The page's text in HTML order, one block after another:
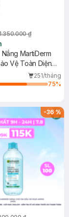
₫
MartiDerm
Vệ Toàn Diện
251/tháng
75%
-36%